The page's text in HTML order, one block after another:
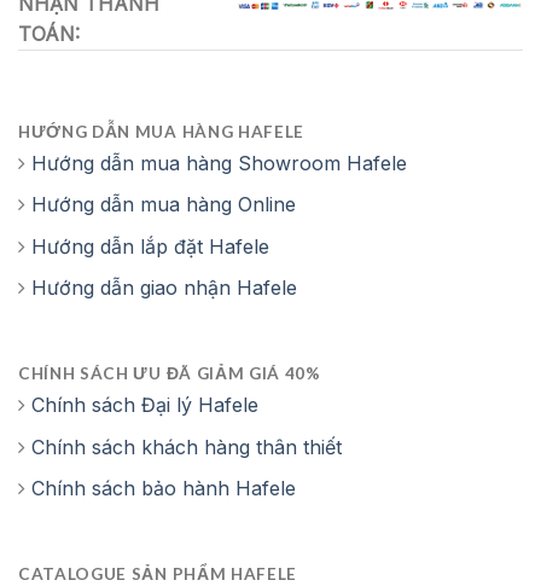
TOÁN:
HƯỚNG DẪN MUA HÀNG HAFELE
Hướng dẫn mua hàng Showroom Hafele
Hướng dẫn mua hàng Online
Hướng dẫn lắp đặt Hafele
Hướng dẫn giao nhận Hafele
CHÍNH SÁCH ƯU ĐÃ GIẢM GIÁ 40%
Chính sách Đại lý Hafele
Chính sách khách hàng thân thiết
Chính sách bảo hành Hafele
CATALOGUE SẢN PHẨM HAFELE